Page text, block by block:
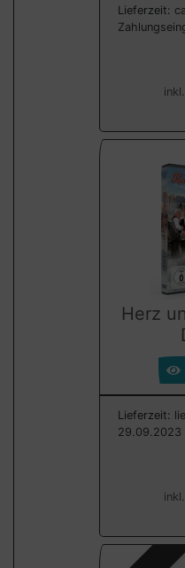
Lieferzeit:
Herz
Lieferzeit:
29.09.2023